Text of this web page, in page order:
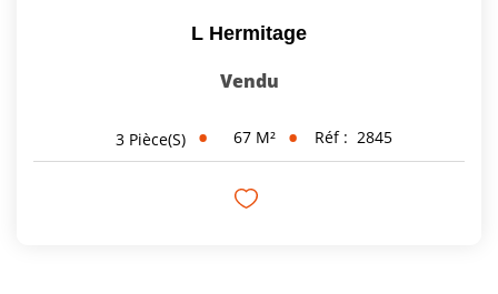
L Hermitage
Vendu
3 Pièce(s) 67 M² Réf : 2845